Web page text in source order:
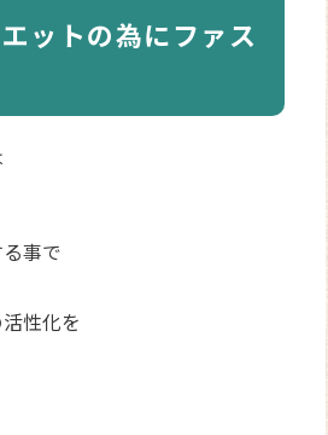
ットの為にファス
事で
性化を